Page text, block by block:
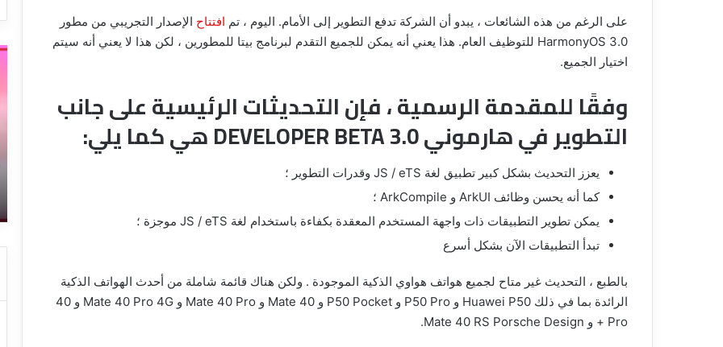
على الرغم من هذه الشائعات ، يبدو أن الشركة تدفع التطوير إلى الأمام. اليوم ، تم افتتاح الإصدار التجريبي من مطور
HarmonyOS 3.0 للتوظيف العام. هذا يعني أنه يمكن للجميع التقدم لبرنامج بيتا للمطورين ، لكن هذا لا يعني أنه سيتم
اختيار الجميع.
وفقًا للمقدمة الرسمية ، فإن التحديثات الرئيسية على جانب
التطوير في هارموني 3.0 DEVELOPER BETA هي كما يلي:
يعزز التحديث بشكل كبير تطبيق لغة JS / eTS وقدرات التطوير ؛
كما أنه يحسن وظائف ArkUI و ArkCompile ؛
يمكن تطوير التطبيقات ذات واجهة المستخدم المعقدة بكفاءة باستخدام لغة JS / eTS موجزة ؛
تبدأ التطبيقات الآن بشكل أسرع
بالطبع ، التحديث غير متاح لجميع هواتف هواوي الذكية الموجودة . ولكن هناك قائمة شاملة من أحدث الهواتف الذكية
الرائدة بما في ذلك Huawei P50 و P50 Pro و P50 Pocket و Mate 40 و Mate 40 Pro و Mate 40 Pro 4G و 40
Pro + و Mate 40 RS Porsche Design.
إبحث
عن
شخص
الإنترنت
بصورته
فقط
طريقة
إلغاء
تتبعك
إبحث عن أي شخص على الإنترنت بصورته
فقط مع طريقة إلغاء تتبعك
أقوى
العلامة
المائية
من
بالهاتف
14 يناير، 2023
أقوى طريقة لإزالة العلامة المائية من